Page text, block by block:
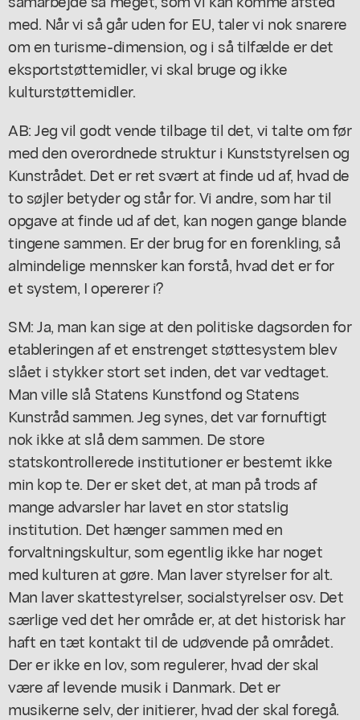
med. Når vi så går uden for EU, taler vi nok snarere
om en turisme-dimension, og i så tilfælde er det
eksportstøttemidler, vi skal bruge og ikke
kulturstøttemidler.
AB: Jeg vil godt vende tilbage til det, vi talte om før
med den overordnede struktur i Kunststyrelsen og
Kunstrådet. Det er ret svært at finde ud af, hvad de
to søjler betyder og står for. Vi andre, som har til
opgave at finde ud af det, kan nogen gange blande
tingene sammen. Er der brug for en forenkling, så
almindelige mennsker kan forstå, hvad det er for
et system, I opererer i?
SM: Ja, man kan sige at den politiske dagsorden for
etableringen af et enstrenget støttesystem blev
slået i stykker stort set inden, det var vedtaget.
Man ville slå Statens Kunstfond og Statens
Kunstråd sammen. Jeg synes, det var fornuftigt
nok ikke at slå dem sammen. De store
statskontrollerede institutioner er bestemt ikke
min kop te. Der er sket det, at man på trods af
mange advarsler har lavet en stor statslig
institution. Det hænger sammen med en
forvaltningskultur, som egentlig ikke har noget
med kulturen at gøre. Man laver styrelser for alt.
Man laver skattestyrelser, socialstyrelser osv. Det
særlige ved det her område er, at det historisk har
haft en tæt kontakt til de udøvende på området.
Der er ikke en lov, som regulerer, hvad der skal
være af levende musik i Danmark. Det er
musikerne selv, der initierer, hvad der skal foregå.